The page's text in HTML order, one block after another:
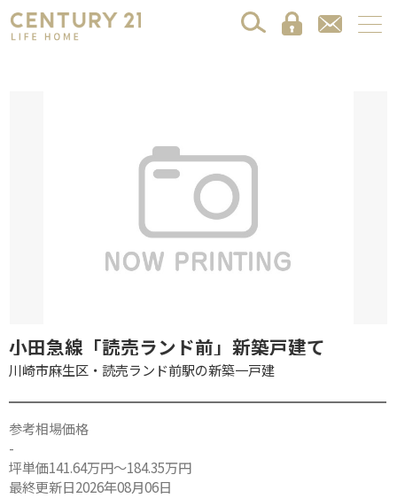
小田急線「読売ランド前」新築戸建て
川崎市麻生区・読売ランド前駅の新築一戸建
参考相場価格
-
坪単価141.64万円～184.35万円
最終更新日2026年08月06日